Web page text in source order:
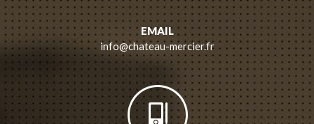
EMAIL
info@chateau-mercier.fr